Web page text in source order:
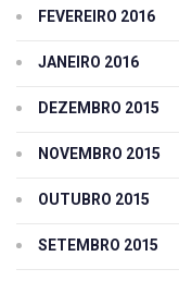
FEVEREIRO 2016
JANEIRO 2016
DEZEMBRO 2015
NOVEMBRO 2015
OUTUBRO 2015
SETEMBRO 2015